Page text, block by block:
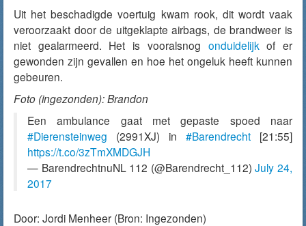
Uit het beschadigde voertuig kwam rook, dit wordt vaak
veroorzaakt door de uitgeklapte airbags, de brandweer is
niet gealarmeerd. Het is vooralsnog onduidelijk of er
gewonden zijn gevallen en hoe het ongeluk heeft kunnen
gebeuren.
Foto (ingezonden): Brandon
Een ambulance gaat met gepaste spoed naar
#Dierensteinweg (2991XJ) in #Barendrecht [21:55]
https://t.co/3zTmXMDGJH
— BarendrechtnuNL 112 (@Barendrecht_112)July 24,
2017
Door: Jordi Menheer (Bron: Ingezonden)